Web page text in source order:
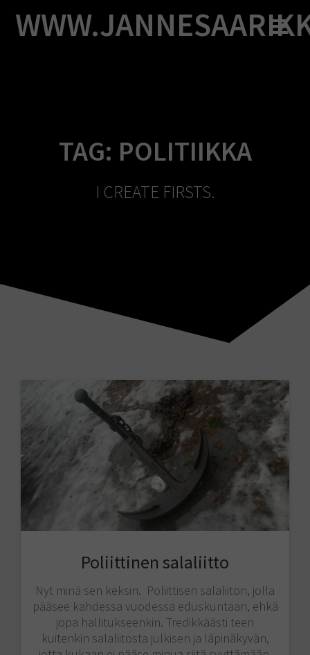
to
content
TAG: POLITIIKKA
I CREATE FIRSTS.
Poliittinen salaliitto
Nyt minä sen keksin. Poliittisen salaliiton, jolla
pääsee kahdessa vuodessa eduskuntaan, ehkä
jopa hallitukseenkin. Tredikkäästi teen
kuitenkin salaliitosta julkisen ja läpinäkyvän,